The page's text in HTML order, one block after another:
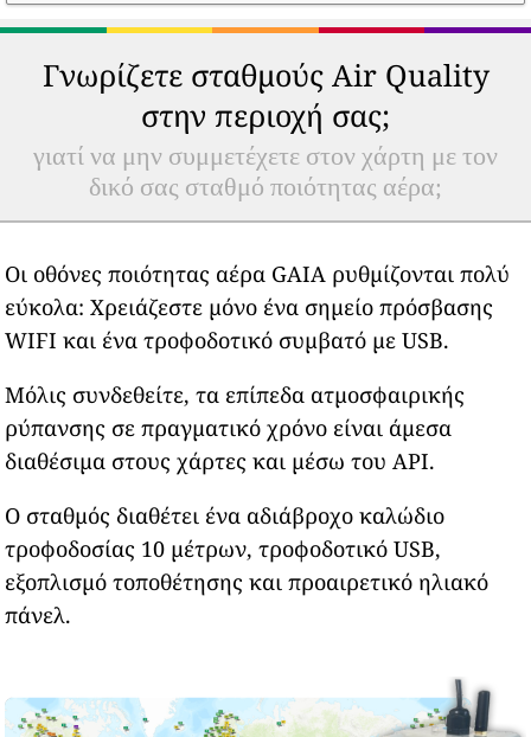
Γνωρίζετε σταθμούς Air Quality
στην περιοχή σας;
γιατί να μην συμμετέχετε στον χάρτη με τον
δικό σας σταθμό ποιότητας αέρα;
Οι οθόνες ποιότητας αέρα GAIA ρυθμίζονται πολύ
εύκολα: Χρειάζεστε μόνο ένα σημείο πρόσβασης
WIFI και ένα τροφοδοτικό συμβατό με USB.
Μόλις συνδεθείτε, τα επίπεδα ατμοσφαιρικής
ρύπανσης σε πραγματικό χρόνο είναι άμεσα
διαθέσιμα στους χάρτες και μέσω του API.
Ο σταθμός διαθέτει ένα αδιάβροχο καλώδιο
τροφοδοσίας 10 μέτρων, τροφοδοτικό USB,
εξοπλισμό τοποθέτησης και προαιρετικό ηλιακό
πάνελ.